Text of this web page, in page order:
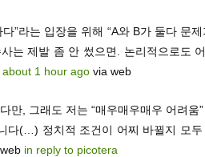
”라는 입장을 위해 “A와 B가 둘다 문
는 제발 좀 안 썼으면. 논리적으로도
about 1 hour agovia web
만, 그래도 저는 “매우매우매우 어려움
다(…) 정치적 조건이 어찌 바뀔지 모
in reply to picotera